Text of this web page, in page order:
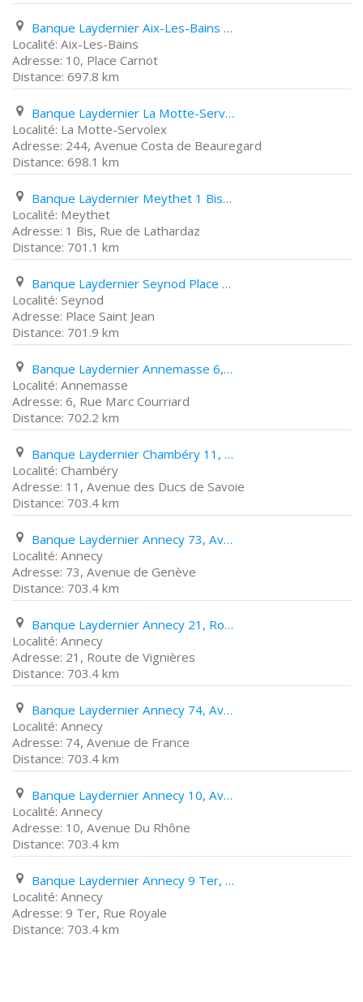
Banque Laydernier Aix-Les-Bains 10, Place Carnot
Aix-Les-Bains
10, Place Carnot
697.8 km
Banque Laydernier La Motte-Servolex 244, Avenue Costa de Beauregard
La Motte-Servolex
244, Avenue Costa de Beauregard
698.1 km
Banque Laydernier Meythet 1 Bis, Rue de Lathardaz
Meythet
1 Bis, Rue de Lathardaz
701.1 km
Banque Laydernier Seynod Place Saint Jean
Seynod
Place Saint Jean
701.9 km
Banque Laydernier Annemasse 6, Rue Marc Courriard
Annemasse
6, Rue Marc Courriard
702.2 km
Banque Laydernier Chambéry 11, Avenue des Ducs de Savoie
Chambéry
11, Avenue des Ducs de Savoie
703.4 km
Banque Laydernier Annecy 73, Avenue de Genève
Annecy
73, Avenue de Genève
703.4 km
Banque Laydernier Annecy 21, Route de Vignières
Annecy
21, Route de Vignières
703.4 km
Banque Laydernier Annecy 74, Avenue de France
Annecy
74, Avenue de France
703.4 km
Banque Laydernier Annecy 10, Avenue Du Rhône
Annecy
10, Avenue Du Rhône
703.4 km
Banque Laydernier Annecy 9 Ter, Rue Royale
Annecy
9 Ter, Rue Royale
703.4 km